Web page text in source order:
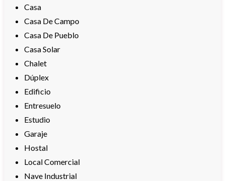
Casa
Casa De Campo
Casa De Pueblo
Casa Solar
Chalet
Dúplex
Edificio
Entresuelo
Estudio
Garaje
Hostal
Local Comercial
Nave Industrial